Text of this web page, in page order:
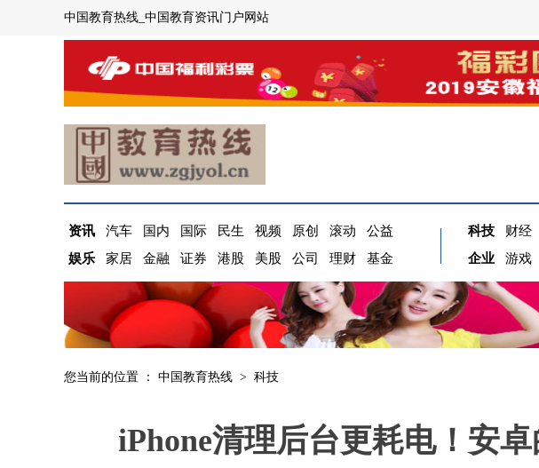
中国教育热线_中国教育资讯门户网站
资讯 汽车 国内 国际 民生 视频 原创 滚动
公益
娱乐
家居 金融 证券 港股 美股 公司 理财 基金
科技 财经
企业
游戏
您当前的位置 ： 中国教育热线 > 科技
iPhone清理后台更耗电！安